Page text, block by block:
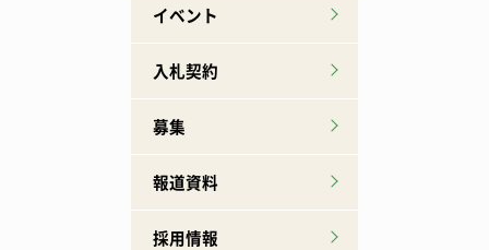
イベント
入札契約
募集
報道資料
採用情報